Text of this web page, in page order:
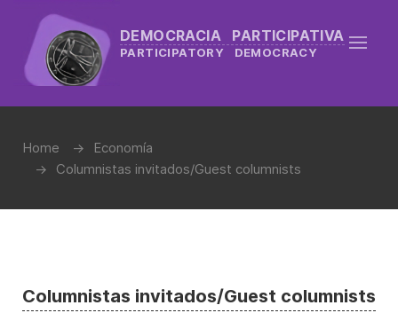
DEMOCRACIA PARTICIPATIVA
PARTICIPATORY DEMOCRACY
Home
Economía
Columnistas invitados/Guest columnists
Columnistas invitados/Guest columnists